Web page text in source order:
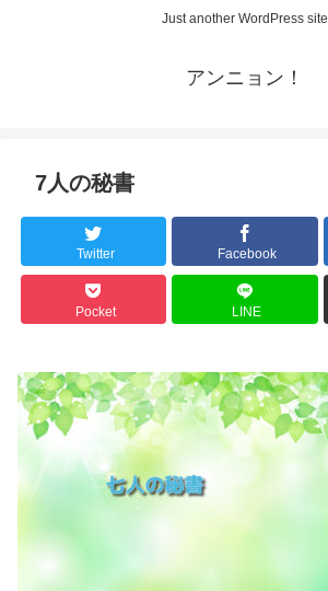
Just another WordPress site
アンニョン！
7人の秘書
Twitter Facebook
Pocket LINE